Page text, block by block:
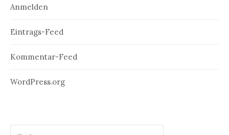
Anmelden
Eintrags-Feed
Kommentar-Feed
WordPress.org